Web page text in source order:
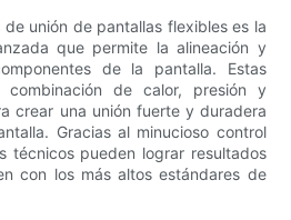
unión de pantallas flexibles es la
que permite la alineación y
de la pantalla. Estas
combinación de calor, presión y
crear una unión fuerte y duradera
Gracias al minucioso control
técnicos pueden lograr resultados
con los más altos estándares de